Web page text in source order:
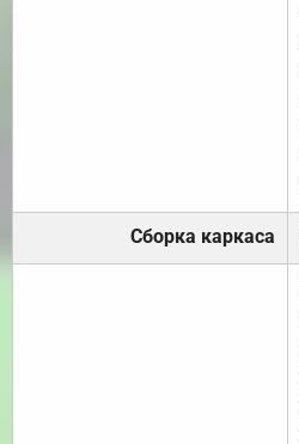
Сборка каркаса